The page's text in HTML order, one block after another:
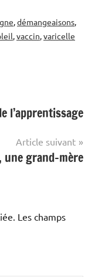
,démangeaisons,
,vaccin,varicelle
l’apprentissage
Article suivant
une grand-mère
Les champs